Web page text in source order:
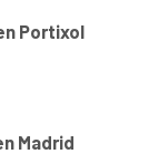
Portixol
Madrid